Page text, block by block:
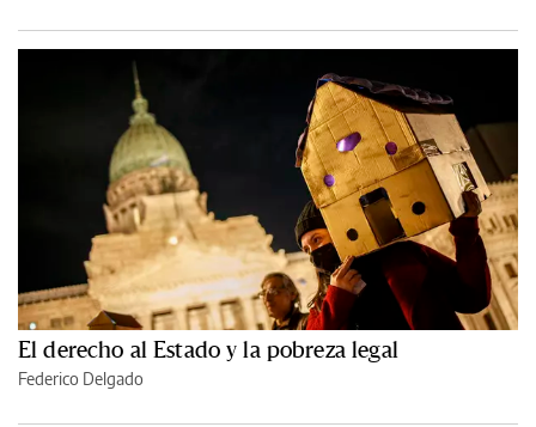
El derecho al Estado y la pobreza legal
Federico Delgado